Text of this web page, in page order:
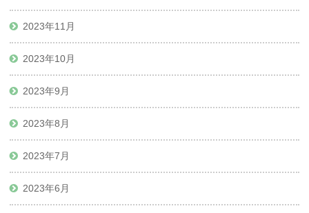
2023年11月
2023年10月
2023年9月
2023年8月
2023年7月
2023年6月